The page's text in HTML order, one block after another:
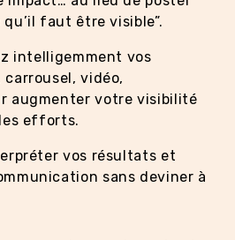
faut être visible”.
intelligemment vos
vidéo,
augmenter votre visibilité
efforts.
vos résultats et
sans deviner à